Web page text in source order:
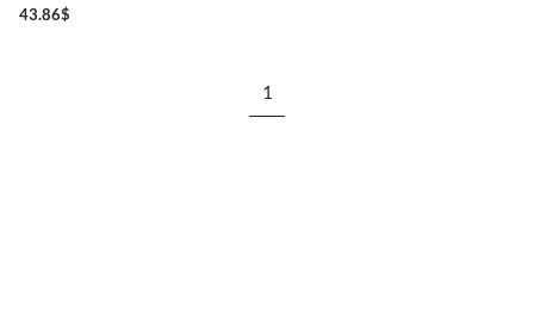
43.86$
1